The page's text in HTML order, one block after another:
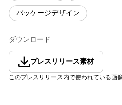
パッケージデザイン
ダウンロード
プレスリリース素材
このプレスリリース内で使われている画